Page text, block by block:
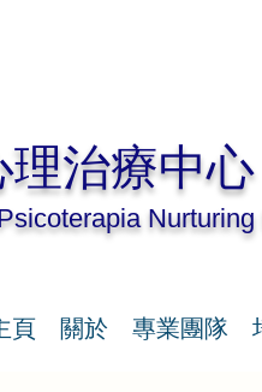
理治療中心
Nurturing
頁 關於 專業團隊